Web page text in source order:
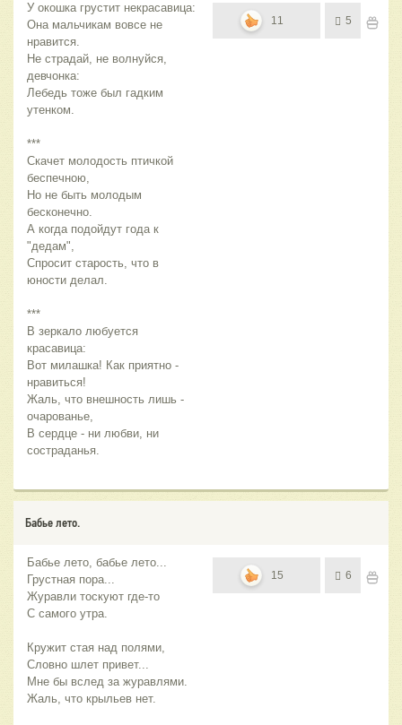
У окошка грустит некрасавица:
Она мальчикам вовсе не
нравится.
Не страдай, не волнуйся,
девчонка:
Лебедь тоже был гадким
утенком.
***
Скачет молодость птичкой
беспечною,
Но не быть молодым
бесконечно.
А когда подойдут года к
"дедам",
Спросит старость, что в
юности делал.
***
В зеркало любуется
красавица:
Вот милашка! Как приятно -
нравиться!
Жаль, что внешность лишь -
очарованье,
В сердце - ни любви, ни
состраданья.
11 5
Бабье лето.
Бабье лето, бабье лето...
Грустная пора...
Журавли тоскуют где-то
С самого утра.
Кружит стая над полями,
Словно шлет привет...
Мне бы вслед за журавлями.
Жаль, что крыльев нет.
15 6